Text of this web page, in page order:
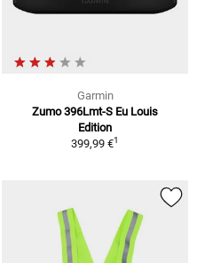
Garmin
Zumo 396Lmt-S Eu Louis
Edition
399,99 €1